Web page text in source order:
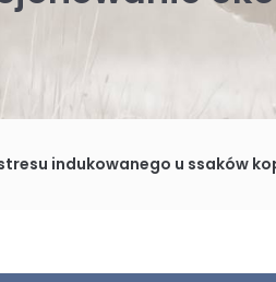
indukowanego u ssaków